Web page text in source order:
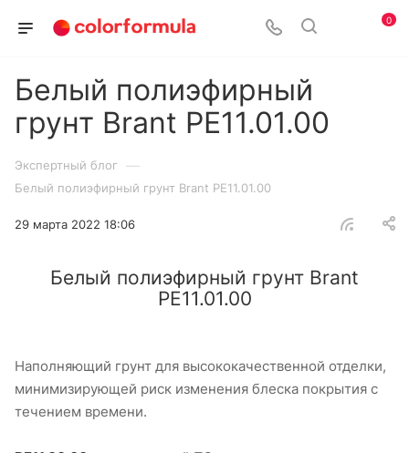
0
Белый полиэфирный
грунт Brant PE11.01.00
Экспертный блог —
Белый полиэфирный грунт Brant PE11.01.00
29 марта 2022 18:06
Белый полиэфирный грунт Brant
PE11.01.00
Наполняющий грунт для высококачественной отделки,
минимизирующей риск изменения блеска покрытия с
течением времени.